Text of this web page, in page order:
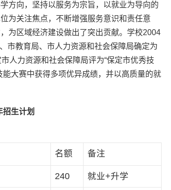
方向，坚持以服务为宗旨，以就业为导向的
为关注焦点，不断增强服务意识和责任意
为区域经济建设做出了突出贡献。学校2004
市教育局、市人力资源和社会保障局确定为
人力资源和社会保障局评为“保定市优秀技
大赛中获得多项优异成绩，并以高质量的就
生计划
名额 备注
240 就业+升学